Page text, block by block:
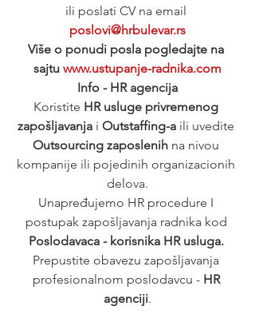
ili poslati CV na email
poslovi@hrbulevar.rs
Više o ponudi posla pogledajte na
sajtu www.ustupanje-radnika.com
Info - HR agencija
Koristite HR usluge privremenog
zapošljavanja i Outstaffing-a ili uvedite
Outsourcing zaposlenih na nivou
kompanije ili pojedinih organizacionih
delova.
Unapređujemo HR procedure I
postupak zapošljavanja radnika kod
Poslodavaca - korisnika HR usluga.
Prepustite obavezu zapošljavanja
profesionalnom poslodavcu - HR
agenciji.